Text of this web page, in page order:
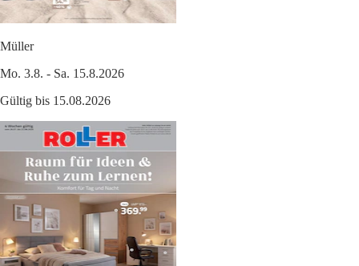
Müller
Mo. 3.8. - Sa. 15.8.2026
Gültig bis 15.08.2026